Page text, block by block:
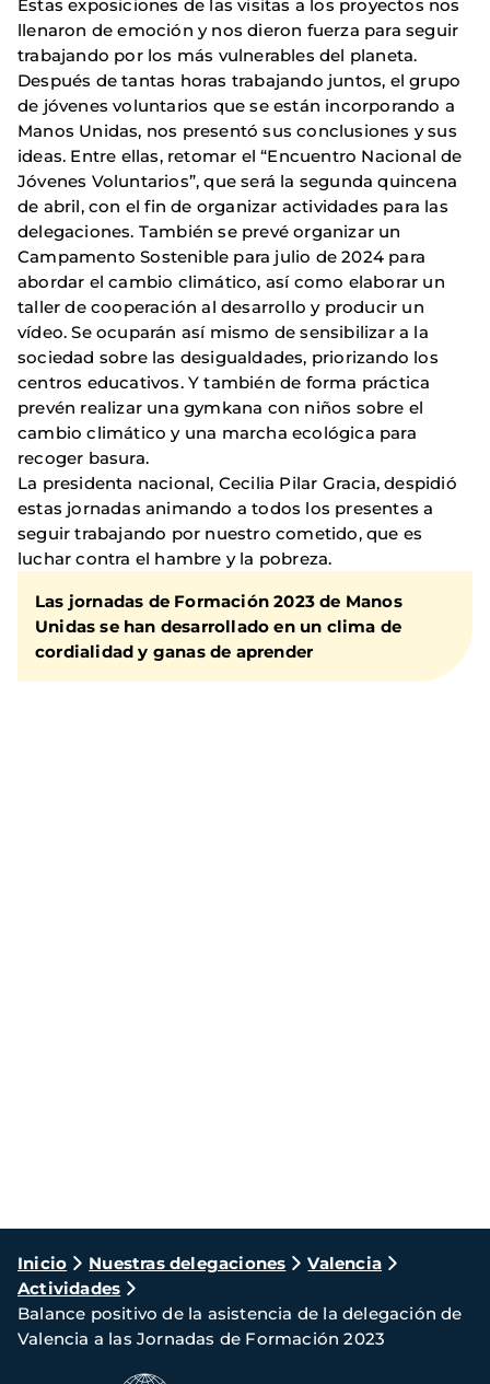
Estas exposiciones de las visitas a los proyectos nos
llenaron de emoción y nos dieron fuerza para seguir
trabajando por los más vulnerables del planeta.
Después de tantas horas trabajando juntos, el grupo
de jóvenes voluntarios que se están incorporando a
Manos Unidas, nos presentó sus conclusiones y sus
ideas. Entre ellas, retomar el “Encuentro Nacional de
Jóvenes Voluntarios”, que será la segunda quincena
de abril, con el fin de organizar actividades para las
delegaciones. También se prevé organizar un
Campamento Sostenible para julio de 2024 para
abordar el cambio climático, así como elaborar un
taller de cooperación al desarrollo y producir un
vídeo. Se ocuparán así mismo de sensibilizar a la
sociedad sobre las desigualdades, priorizando los
centros educativos. Y también de forma práctica
prevén realizar una gymkana con niños sobre el
cambio climático y una marcha ecológica para
recoger basura.
La presidenta nacional, Cecilia Pilar Gracia, despidió
estas jornadas animando a todos los presentes a
seguir trabajando por nuestro cometido, que es
luchar contra el hambre y la pobreza.
Las jornadas de Formación 2023 de Manos
Unidas se han desarrollado en un clima de
cordialidad y ganas de aprender
Ruta
de
navegación
Inicio Nuestras delegaciones
Valencia
Actividades
Balance positivo de la asistencia de la delegación de
Valencia a las Jornadas de Formación 2023